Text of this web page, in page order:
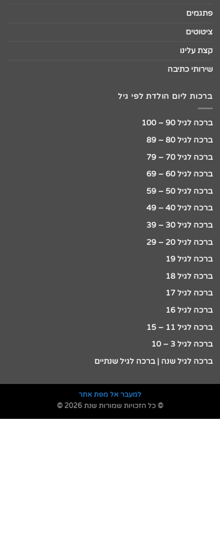
פתגמים
ציטוטים
קצת עלינו
שירותי כתיבה
ברכות ליום הולדת לפי גיל
ברכה לגיל 90 – 100
ברכה לגיל 80 – 89
ברכה לגיל 70 – 79
ברכה לגיל 60 – 69
ברכה לגיל 50 – 59
ברכה לגיל 40 – 49
ברכה לגיל 30 – 39
ברכה לגיל 20 – 29
ברכה לגיל 19
ברכה לגיל 18
ברכה לגיל 17
ברכה לגיל 16
ברכה לגיל 11 – 15
ברכה לגיל 3 – 10
ברכה לגיל שנה | ברכה לגיל שנתיים
למעבר אל מפת אתר
© כל הזכויות שמורות שנת 2026 ©